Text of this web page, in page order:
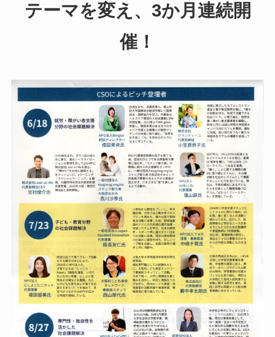
テーマを変え、3か月連続開
催！